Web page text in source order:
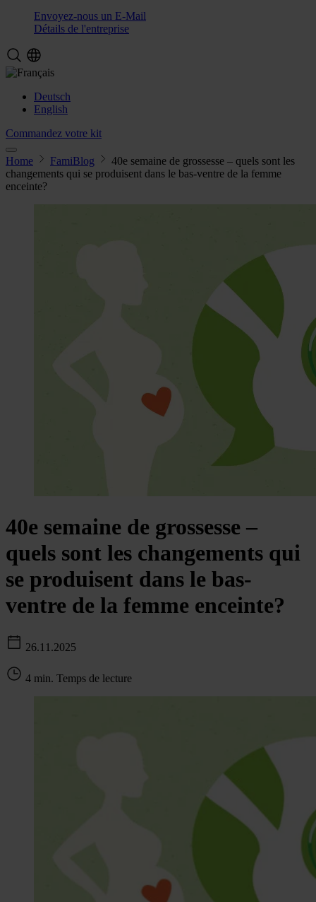
Envoyez-nous un E-Mail
Détails de l'entreprise
Deutsch
English
Commandez votre kit
Home FamiBlog
40e semaine de grossesse – quels sont les
changements qui se produisent dans le bas-ventre de la femme
enceinte?
40e semaine de grossesse –
quels sont les changements qui
se produisent dans le bas-
ventre de la femme enceinte?
26.11.2025
4 min. Temps de lecture